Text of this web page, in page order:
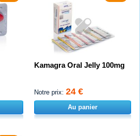
Kamagra Oral Jelly 100mg
Notre prix: 24 €
Au panier